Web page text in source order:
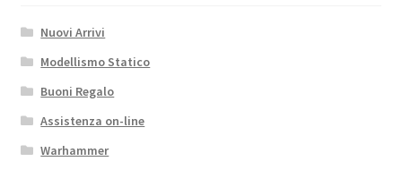
Nuovi Arrivi
Modellismo Statico
Buoni Regalo
Assistenza on-line
Warhammer